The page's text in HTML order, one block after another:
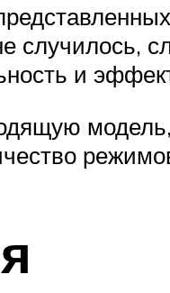
случилось,
и